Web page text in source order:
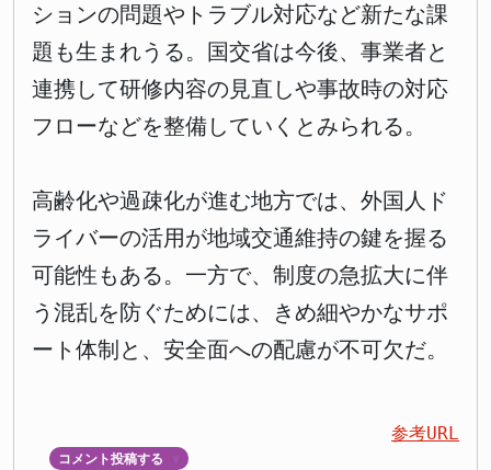
ションの問題やトラブル対応など新たな課
題も生まれうる。国交省は今後、事業者と
連携して研修内容の見直しや事故時の対応
フローなどを整備していくとみられる。
高齢化や過疎化が進む地方では、外国人ド
ライバーの活用が地域交通維持の鍵を握る
可能性もある。一方で、制度の急拡大に伴
う混乱を防ぐためには、きめ細やかなサポ
ート体制と、安全面への配慮が不可欠だ。
参考URL
コメント投稿する